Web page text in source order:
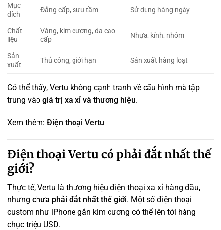
Mục
đích
Đẳng cấp, sưu tầm Sử dụng hàng ngày
Chất
liệu
Vàng, kim cương, da cao
cấp
Nhựa, kính, nhôm
Sản
xuất
Thủ công, giới hạn Sản xuất hàng loạt
Có thể thấy, Vertu không cạnh tranh về cấu hình mà tập
trung vào giá trị xa xỉ và thương hiệu.
Xem thêm: Điện thoại Vertu
Điện thoại Vertu có phải đắt nhất thế
giới?
Thực tế, Vertu là thương hiệu điện thoại xa xỉ hàng đầu,
nhưng chưa phải đắt nhất thế giới. Một số điện thoại
custom như iPhone gắn kim cương có thể lên tới hàng
chục triệu USD.